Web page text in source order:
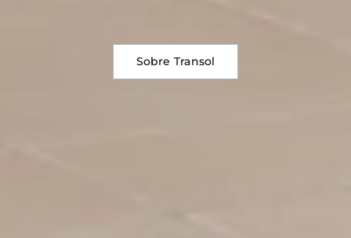
Sobre Transol